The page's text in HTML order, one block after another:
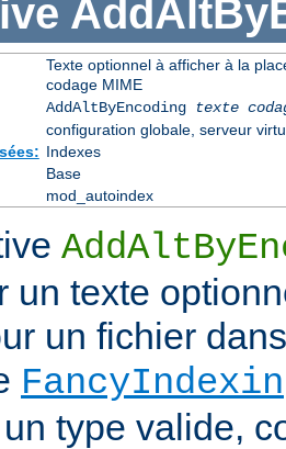
Texte optionnel à afficher à la
codage MIME
AddAltByEncoding texte
configuration globale, serveur
Indexes
Base
mod_autoindex
un texte
un fichier
type valide,